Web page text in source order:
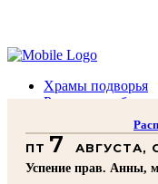
Храмы подворья
Расписание
Воскресная школа
Катехизация
ПТ 7 АВГУСТА,
Успение прав. Анны,